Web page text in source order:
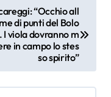
“Occhio all
di punti del Bolo
I viola dovranno m
in campo lo stes
so spirito”